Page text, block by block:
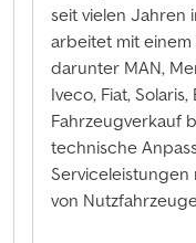
seit vielen Jahren
arbeitet mit
darunter MAN,
Iveco, Fiat,
Fahrzeugverkauf
technische
Serviceleistungen
von